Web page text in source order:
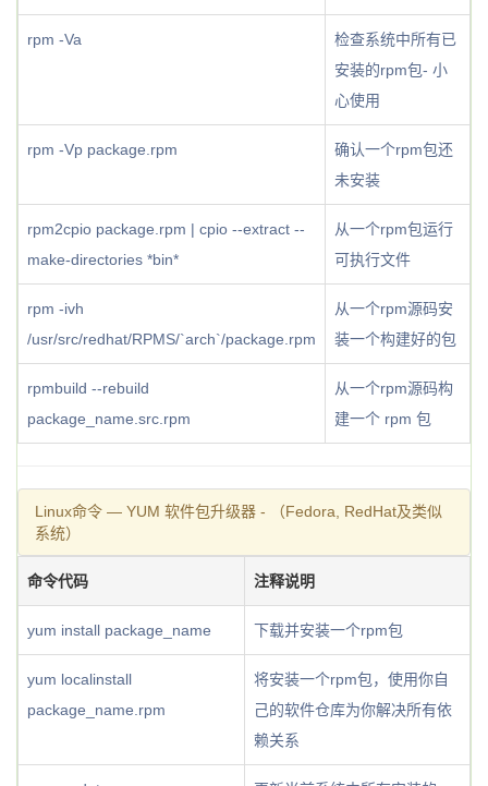
rpm -Va
检查系统中所有已
安装的rpm包- 小
心使用
rpm -Vp package.rpm
确认一个rpm包还
未安装
rpm2cpio package.rpm | cpio --extract --
make-directories *bin*
从一个rpm包运行
可执行文件
rpm -ivh
/usr/src/redhat/RPMS/`arch`/package.rpm
从一个rpm源码安
装一个构建好的包
rpmbuild --rebuild
package_name.src.rpm
从一个rpm源码构
建一个 rpm 包
Linux命令 — YUM 软件包升级器 - （Fedora, RedHat及类似
系统）
命令代码 注释说明
yum install package_name 下载并安装一个rpm包
yum localinstall
package_name.rpm
将安装一个rpm包，使用你自
己的软件仓库为你解决所有依
赖关系